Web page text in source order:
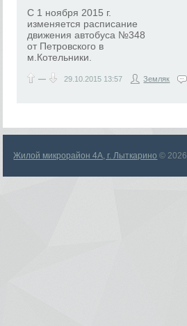
С 1 ноября 2015 г.
изменяется расписание
движения автобуса №348
от Петровского в
м.Котельники.
— 29.10.2015 13:57 Земляк
Жилой микрорайон 4А, г. Лыткарино © 2026